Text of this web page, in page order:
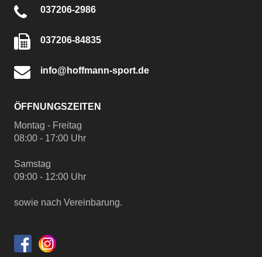
037206-2986
037206-84835
info@hoffmann-sport.de
ÖFFNUNGSZEITEN
Montag - Freitag
08:00 - 17:00 Uhr
Samstag
09:00 - 12:00 Uhr
sowie nach Vereinbarung.